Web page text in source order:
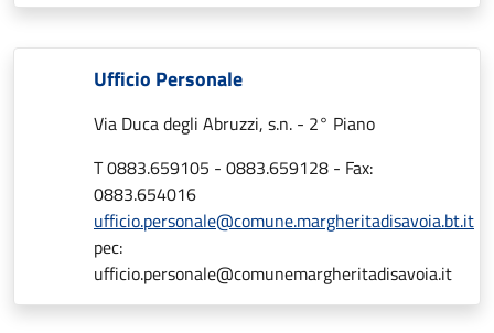
Ufficio Personale
Via Duca degli Abruzzi, s.n. - 2° Piano
T 0883.659105 - 0883.659128 - Fax:
0883.654016
ufficio.personale@comune.margheritadisavoia.bt.it
pec:
ufficio.personale@comunemargheritadisavoia.it